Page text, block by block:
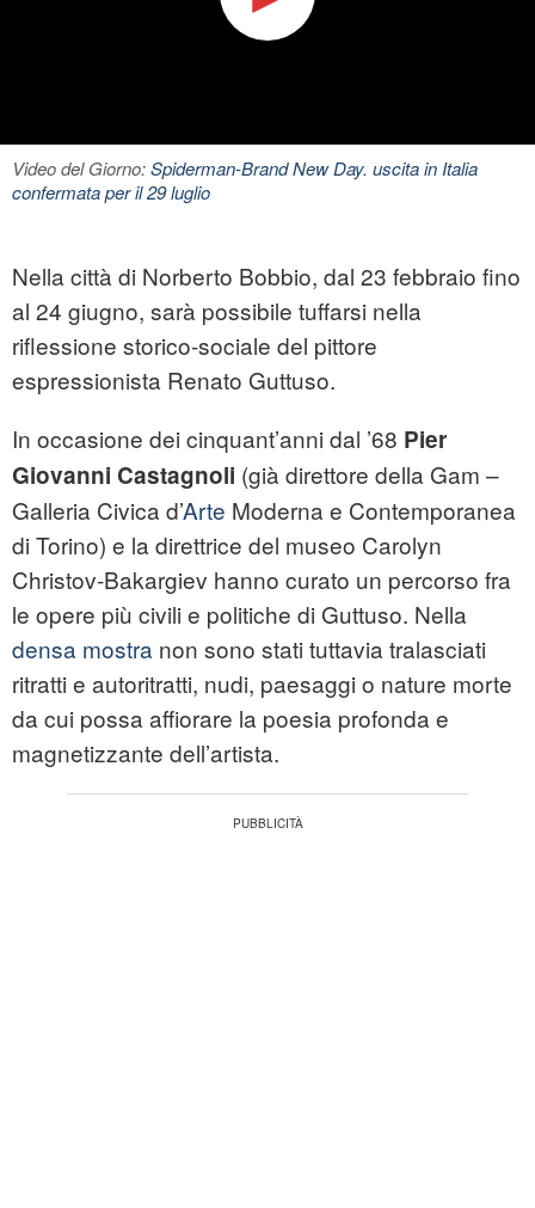
Video del Giorno:Spiderman-Brand New Day. uscita in Italia
confermata per il 29 luglio
Nella città di Norberto Bobbio, dal 23 febbraio fino
al 24 giugno, sarà possibile tuffarsi nella
riflessione storico-sociale del pittore
espressionista Renato Guttuso.
In occasione dei cinquant’anni dal ’68 Pier
Giovanni Castagnoli (già direttore della Gam –
Galleria Civica d’Arte Moderna e Contemporanea
di Torino) e la direttrice del museo Carolyn
Christov-Bakargiev hanno curato un percorso fra
le opere più civili e politiche di Guttuso. Nella
densa mostra non sono stati tuttavia tralasciati
ritratti e autoritratti, nudi, paesaggi o nature morte
da cui possa affiorare la poesia profonda e
magnetizzante dell’artista.